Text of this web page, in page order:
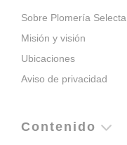
Sobre Plomería Selecta
Misión y visión
Ubicaciones
Aviso de privacidad
Contenido